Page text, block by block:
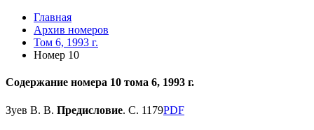
Главная
Архив номеров
Том 6, 1993 г.
Номер 10
Содержание номера 10 тома 6, 1993 г.
Зуев В. В. Предисловие. С. 1179PDF